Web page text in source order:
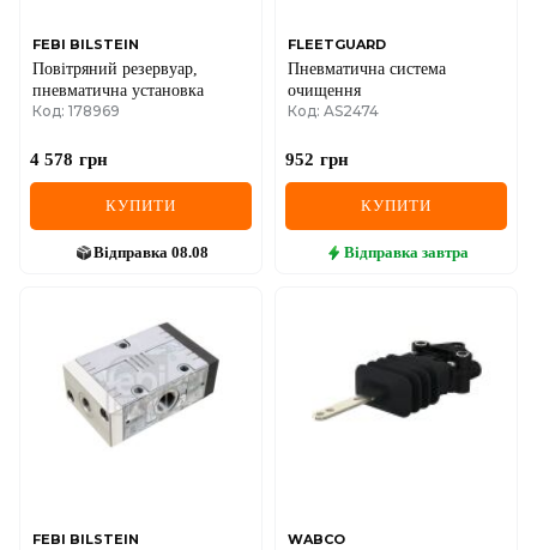
FEBI BILSTEIN
Повітряний резервуар,
пневматична установка
Код: 178969
4 578 грн
КУПИТИ
Відправка 08.08
FLEETGUARD
Пневматична система
очищення
Код: AS2474
952 грн
КУПИТИ
Відправка завтра
FEBI BILSTEIN WABCO